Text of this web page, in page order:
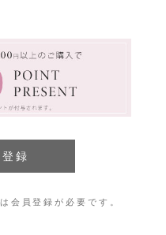
会員登録が必要です。